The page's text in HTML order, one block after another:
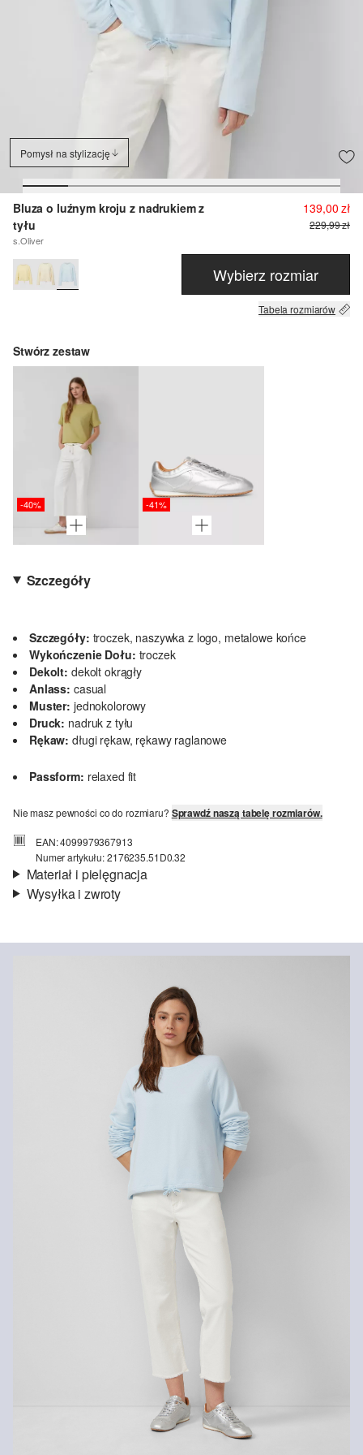
Pomysł na stylizację
Bluza o luźnym kroju z nadrukiem z
tyłu
s.Oliver
139,00 zł
229,99 zł
Wybierz rozmiar
Tabela rozmiarów
Stwórz zestaw
-40% -41%
Szczegóły
Szczegóły: troczek, naszywka z logo, metalowe końce
Wykończenie Dołu: troczek
Dekolt: dekolt okrągły
Anlass: casual
Muster: jednokolorowy
Druck: nadruk z tyłu
Rękaw: długi rękaw, rękawy raglanowe
Passform: relaxed fit
Nie masz pewności co do rozmiaru? Sprawdź naszą tabelę rozmiarów.
EAN: 4099979367913
Numer artykułu: 2176235.51D0.32
Materiał i pielęgnacja
Material: mieszanka bawełniana
Nie wybielać/nie chlorować
Nie suszyć w suszarce bębnowej
Pranie delikatne 30°C
Prasować w niskiej temperaturze
Nie czyścić chemicznie
Wysyłka i zwroty
Czas dostawy jest wyświetlany podczas procesu zamówienia (kroki
Koszt wysyłki wynosi 15 zł (opłata ryczałtowa).
Zwrot produktów możliwy jest w ciągu 14 dni.